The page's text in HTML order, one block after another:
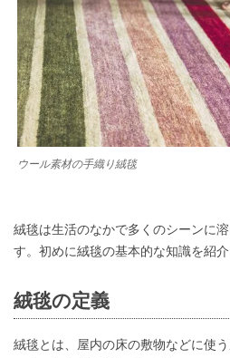
ウール素材の手織り絨毯
絨毯は生活のなかで多くのシーンに
す。初めに絨毯の基本的な知識を紹介
絨毯の定義
絨毯とは、屋内の床の敷物などに使